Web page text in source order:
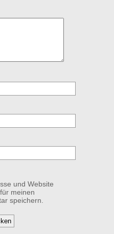
und Website
meinen
speichern.